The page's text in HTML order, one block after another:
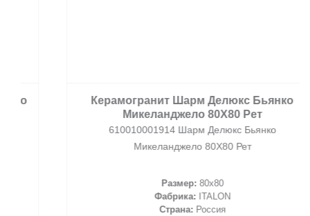
Керамогранит Шарм Делюкс Бьянко
Микеланджело 80X80 Рет
610010001914 Шарм Делюкс Бьянко
Микеланджело 80X80 Рет
Размер:80x80
Фабрика:ITALON
Страна:Россия